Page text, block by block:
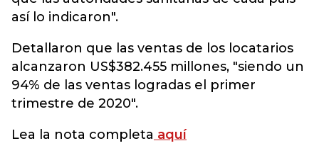
así lo indicaron".
Detallaron que las ventas de los locatarios
alcanzaron US$382.455 millones, "siendo un
94% de las ventas logradas el primer
trimestre de 2020".
Lea la nota completa aquí